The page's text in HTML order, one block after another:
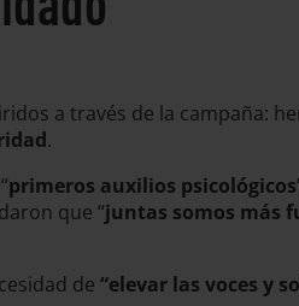
a través de la campaña:
.
primeros auxilios psicológicos
que “juntas somos más
de “elevar las voces y